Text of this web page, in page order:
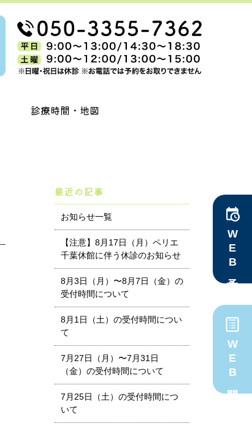
診療時間・地図
WEB予約
WEB問診
最近の記事
お知らせ一覧
【注意】8月17日（月）ペリエ
千葉休館に伴う休診のお知らせ
8月3日（月）〜8月7日（金）の
受付時間について
8月1日（土）の受付時間につい
て
7月27日（月）〜7月31日
（金）の受付時間について
7月25日（土）の受付時間につ
いて